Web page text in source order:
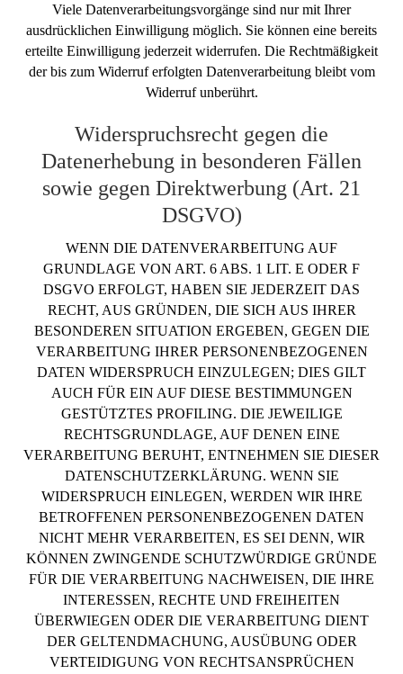
Viele Datenverarbeitungsvorgänge sind nur mit Ihrer
ausdrücklichen Einwilligung möglich. Sie können eine bereits
erteilte Einwilligung jederzeit widerrufen. Die Rechtmäßigkeit
der bis zum Widerruf erfolgten Datenverarbeitung bleibt vom
Widerruf unberührt.
Widerspruchsrecht gegen die
Datenerhebung in besonderen Fällen
sowie gegen Direktwerbung (Art. 21
DSGVO)
WENN DIE DATENVERARBEITUNG AUF
GRUNDLAGE VON ART. 6 ABS. 1 LIT. E ODER F
DSGVO ERFOLGT, HABEN SIE JEDERZEIT DAS
RECHT, AUS GRÜNDEN, DIE SICH AUS IHRER
BESONDEREN SITUATION ERGEBEN, GEGEN DIE
VERARBEITUNG IHRER PERSONENBEZOGENEN
DATEN WIDERSPRUCH EINZULEGEN; DIES GILT
AUCH FÜR EIN AUF DIESE BESTIMMUNGEN
GESTÜTZTES PROFILING. DIE JEWEILIGE
RECHTSGRUNDLAGE, AUF DENEN EINE
VERARBEITUNG BERUHT, ENTNEHMEN SIE DIESER
DATENSCHUTZERKLÄRUNG. WENN SIE
WIDERSPRUCH EINLEGEN, WERDEN WIR IHRE
BETROFFENEN PERSONENBEZOGENEN DATEN
NICHT MEHR VERARBEITEN, ES SEI DENN, WIR
KÖNNEN ZWINGENDE SCHUTZWÜRDIGE GRÜNDE
FÜR DIE VERARBEITUNG NACHWEISEN, DIE IHRE
INTERESSEN, RECHTE UND FREIHEITEN
ÜBERWIEGEN ODER DIE VERARBEITUNG DIENT
DER GELTENDMACHUNG, AUSÜBUNG ODER
VERTEIDIGUNG VON RECHTSANSPRÜCHEN